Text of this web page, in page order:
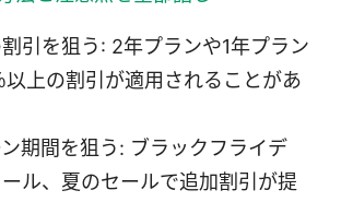
引を狙う: 2年プランや1年プラン
上の割引が適用されることがあ
期間を狙う: ブラックフライデ
ル、夏のセールで追加割引が提